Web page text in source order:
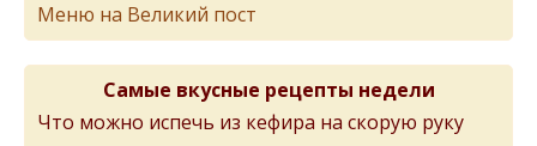
Меню на Великий пост
Самые вкусные рецепты недели
Что можно испечь из кефира на скорую руку